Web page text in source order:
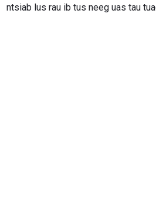
ntsiab lus rau ib tus neeg uas tau